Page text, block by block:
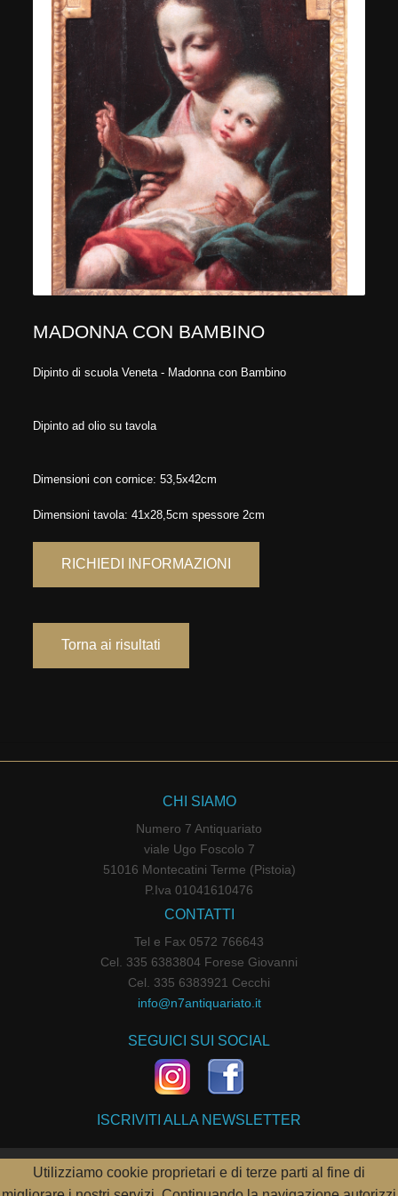
MADONNA CON BAMBINO
Dipinto di scuola Veneta - Madonna con Bambino
Dipinto ad olio su tavola
Dimensioni con cornice: 53,5x42cm
Dimensioni tavola: 41x28,5cm spessore 2cm
RICHIEDI INFORMAZIONI
Torna ai risultati
CHI SIAMO
Numero 7 Antiquariato
viale Ugo Foscolo 7
51016 Montecatini Terme (Pistoia)
P.Iva 01041610476
CONTATTI
Tel e Fax 0572 766643
Cel. 335 6383804 Forese Giovanni
Cel. 335 6383921 Cecchi
info@n7antiquariato.it
SEGUICI SUI SOCIAL
ISCRIVITI ALLA NEWSLETTER
POWERED BYPARALLELOWEB
Utilizziamo cookie proprietari e di terze parti al fine di